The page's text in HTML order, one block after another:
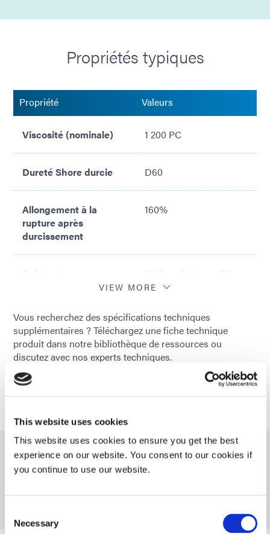
This website uses cookies
This website uses cookies to ensure you get the best
experience on our website. You consent to our cookies if
you continue to use our website.
Selection
Necessary
Propriétés typiques
Propriété Valeurs
Viscosité (nominale) 1 200 PC
Dureté Shore durcie D60
Allongement à la
rupture après
durcissement
160%
Substrats
SEBS; ABS ; PETG;
VIEW MORE
Vous recherchez des spécifications techniques
supplémentaires ? Téléchargez une fiche technique
produit dans notre bibliothèque de ressources ou
discutez avec nos experts techniques.
Ressources